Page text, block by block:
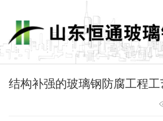
结构补强的玻璃钢防腐工程工